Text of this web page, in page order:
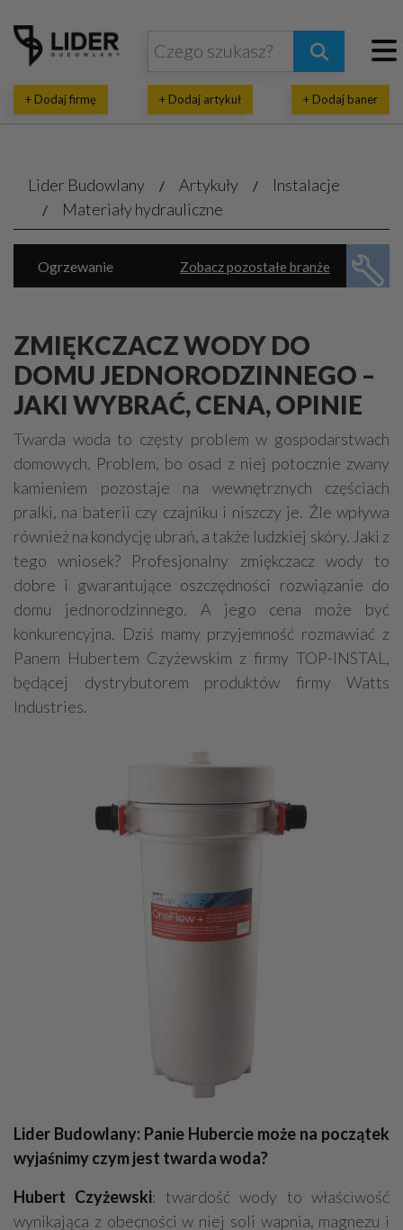
+ Dodaj firmę + Dodaj artykuł + Dodaj baner
Lider Budowlany Artykuły
Instalacje
Materiały hydrauliczne
Zobacz pozostałe branże
Ogrzewanie
Rekuperacja, pompy ciepła
Wodno-kanalizacyjne usługi
Automatyka domowa
Grzejniki
Hydraulika
Energetyczne instalacje, urządzenia
Materiały hydrauliczne
Przeciwpożarowa ochrona, zabezpieczenia
Elektroinstalatorstwo
Systemy energooszczędne
Systemy nawilżania powietrza
Systemy odwodnień
Elektryczne materiały
Przemysłowe instalacje
Alarmowe systemy, monitoring
Hydrotechnika
Kable, przewody
Odkurzacze centralne
ZMIĘKCZACZ WODY DO
DOMU JEDNORODZINNEGO –
JAKI WYBRAĆ, CENA, OPINIE
Twarda woda to częsty problem w gospodarstwach
domowych. Problem, bo osad z niej potocznie zwany
kamieniem pozostaje na wewnętrznych częściach
pralki, na baterii czy czajniku i niszczy je. Źle wpływa
również na kondycję ubrań, a także ludzkiej skóry. Jaki z
tego wniosek? Profesjonalny zmiękczacz wody to
dobre i gwarantujące oszczędności rozwiązanie do
domu jednorodzinnego. A jego cena może być
konkurencyjna. Dziś mamy przyjemność rozmawiać z
Panem Hubertem Czyżewskim z firmy TOP-INSTAL,
będącej dystrybutorem produktów firmy Watts
Industries.
Lider Budowlany: Panie Hubercie może na początek
wyjaśnimy czym jest twarda woda?
Hubert Czyżewski: twardość wody to właściwość
wynikająca z obecności w niej soli wapnia, magnezu i